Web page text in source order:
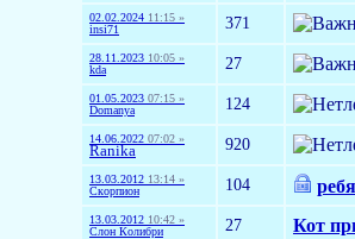
02.02.2024 11:15 »
insi71
371
28.11.2023 10:05 »
kda
27
01.05.2023 07:15 »
Domanya
124
14.06.2022 07:02 »
Ranika 920
13.03.2012 13:14 »
Скорпион
104
13.03.2012 10:42 »
Слон Колибри
27 Кот